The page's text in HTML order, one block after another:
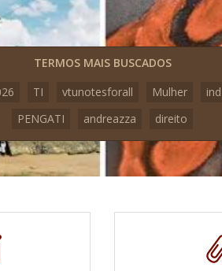
TERMOS MAIS BUSCADOS
TI vtunotesforall Mulher ind
PENGATI
andreazza direito